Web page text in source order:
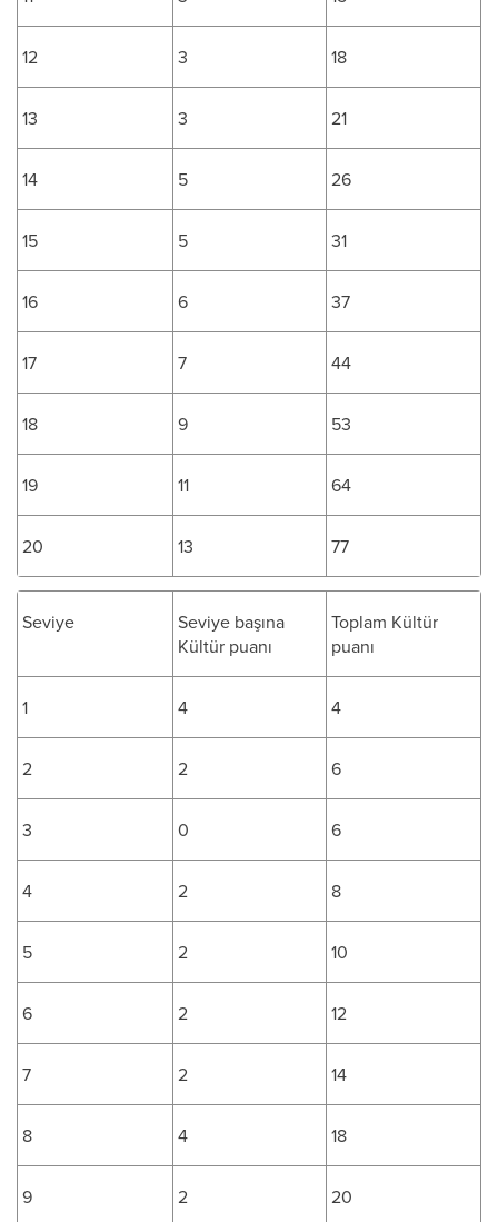
12 3 18
13 3 21
14 5 26
15 5 31
16 6 37
17 7 44
18 9 53
19 11 64
20 13 77
Seviye
Seviye başına
Kültür puanı
Toplam Kültür
puanı
1 4 4
2 2 6
3 0 6
4 2 8
5 2 10
6 2 12
7 2 14
8 4 18
9 2 20